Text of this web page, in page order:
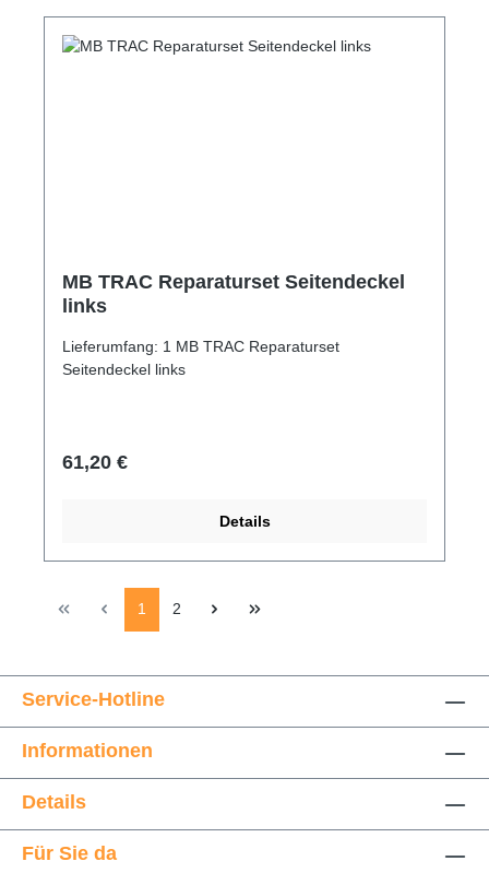
MB TRAC Reparaturset Seitendeckel
links
Lieferumfang: 1 MB TRAC Reparaturset
Seitendeckel links
Regulärer Preis:
61,20 €
Details
Seite
1 Seite
2
Service-Hotline
Informationen
Details
Für Sie da